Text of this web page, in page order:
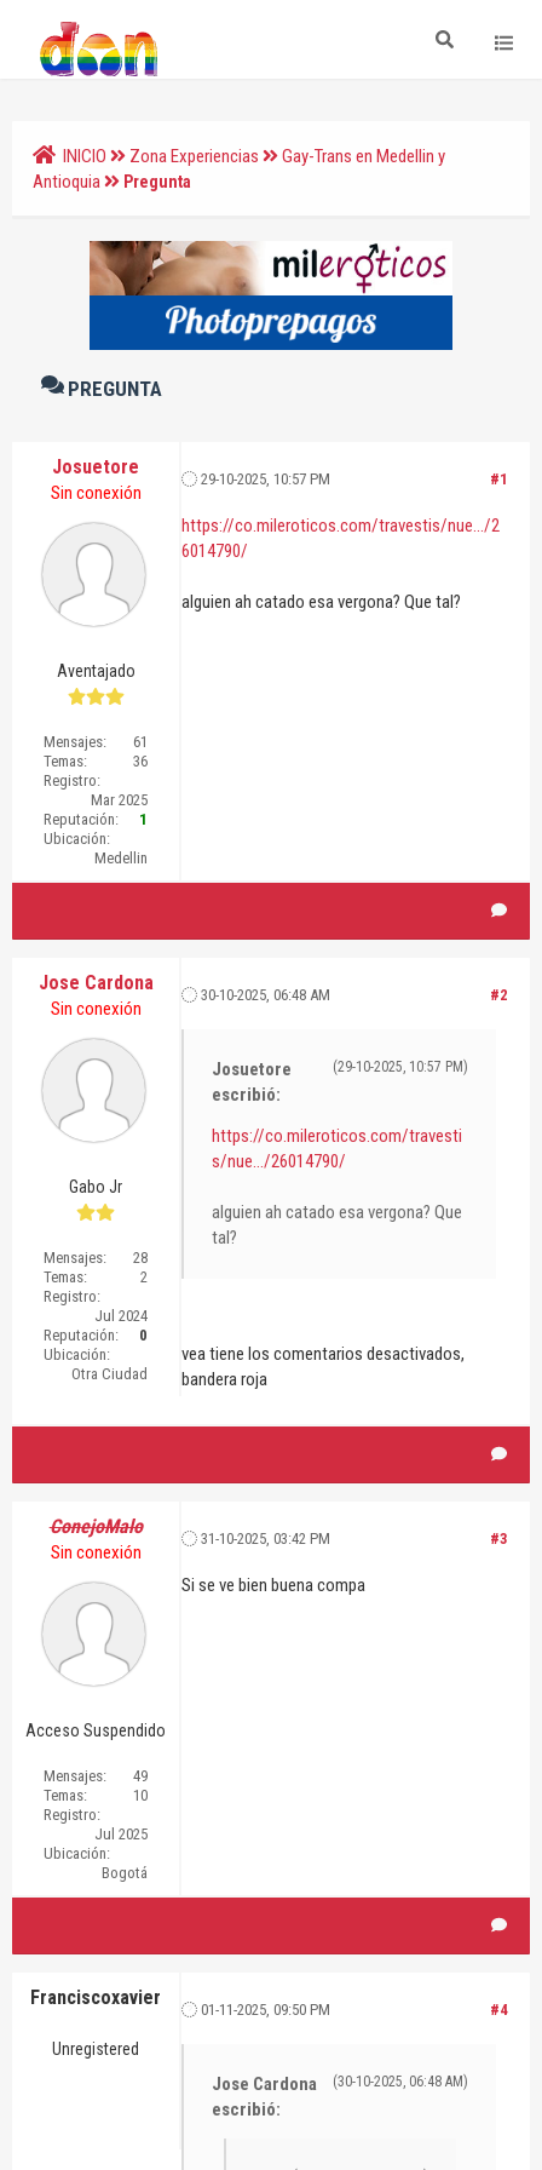
INICIO Zona Experiencias
Gay-Trans en Medellin y
Antioquia
Pregunta
PREGUNTA
Josuetore
Sin conexión
Aventajado
Mensajes:
61
Temas:
36
Registro:
Mar 2025
Reputación:
1
Ubicación:
Medellin
#1
29-10-2025, 10:57 PM
https://co.mileroticos.com/travestis/nue.../2
6014790/
alguien ah catado esa vergona? Que tal?
Jose Cardona
Sin conexión
Gabo Jr
Mensajes:
28
Temas:
2
Registro:
Jul 2024
Reputación:
0
Ubicación:
Otra Ciudad
#2
30-10-2025, 06:48 AM
(29-10-2025, 10:57 PM)
Josuetore
escribió:
https://co.mileroticos.com/travesti
s/nue.../26014790/
alguien ah catado esa vergona? Que
tal?
vea tiene los comentarios desactivados,
bandera roja
ConejoMalo
Sin conexión
Acceso Suspendido
Mensajes:
49
Temas:
10
Registro:
Jul 2025
Ubicación:
Bogotá
#3
31-10-2025, 03:42 PM
Si se ve bien buena compa
Franciscoxavier
Unregistered
#4
01-11-2025, 09:50 PM
(30-10-2025, 06:48 AM)
Jose Cardona
escribió: